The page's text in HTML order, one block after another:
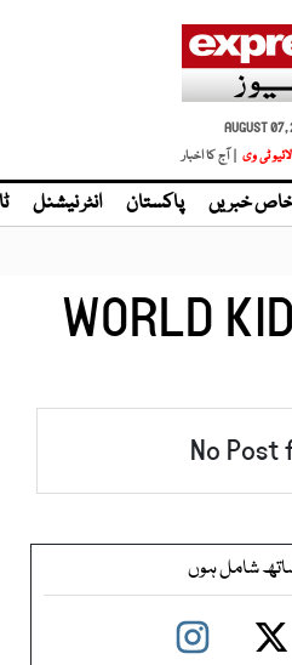
AUGUST
لائیو ٹی وی | آج کا اخبار
خبریں پاکستان انٹر نیشنل
WORLD
No Post
شامل ہوں